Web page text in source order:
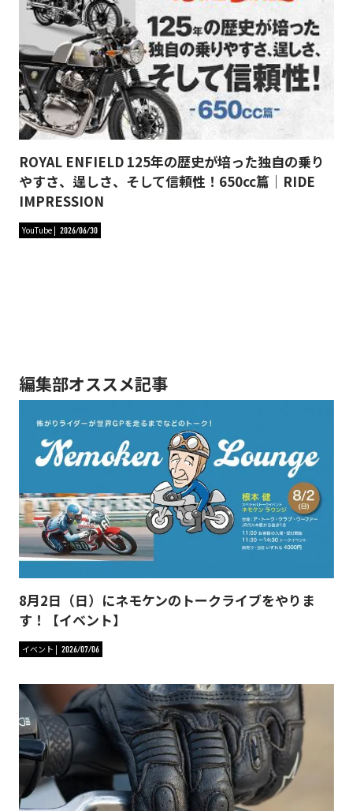
ROYAL ENFIELD 125年の歴史が培った独自の乗り
やすさ、逞しさ、そして信頼性！650cc篇｜RIDE
IMPRESSION
YouTube 2026/06/30
編集部オススメ記事
8月2日（日）にネモケンのトークライブをやりま
す！【イベント】
イベント 2026/07/06